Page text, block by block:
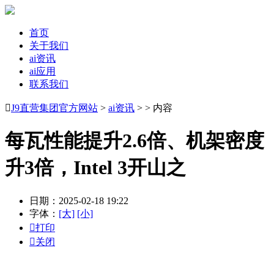
首页
关于我们
ai资讯
ai应用
联系我们
J9直营集团官方网站 > ai资讯 > > 内容
每瓦性能提升2.6倍、机架密度
升3倍，Intel 3开山之
日期：2025-02-18 19:22
字体： [大] [小]
打印
关闭